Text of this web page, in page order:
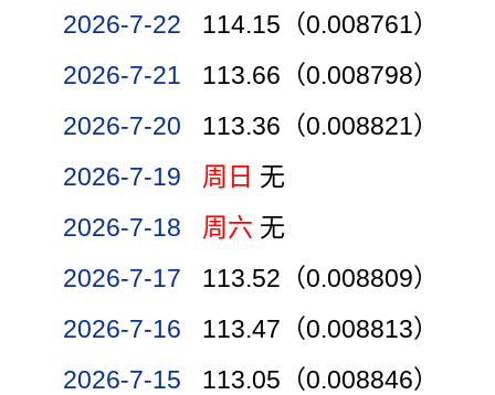
2026-7-22
114.15（0.008761）
2026-7-21
113.66（0.008798）
2026-7-20
113.36（0.008821）
2026-7-19
周日 无
2026-7-18
周六 无
2026-7-17
113.52（0.008809）
2026-7-16
113.47（0.008813）
2026-7-15
113.05（0.008846）